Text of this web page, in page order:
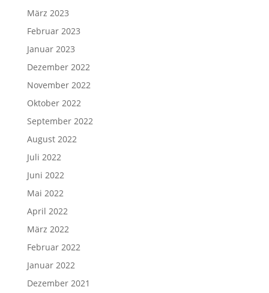
März 2023
Februar 2023
Januar 2023
Dezember 2022
November 2022
Oktober 2022
September 2022
August 2022
Juli 2022
Juni 2022
Mai 2022
April 2022
März 2022
Februar 2022
Januar 2022
Dezember 2021